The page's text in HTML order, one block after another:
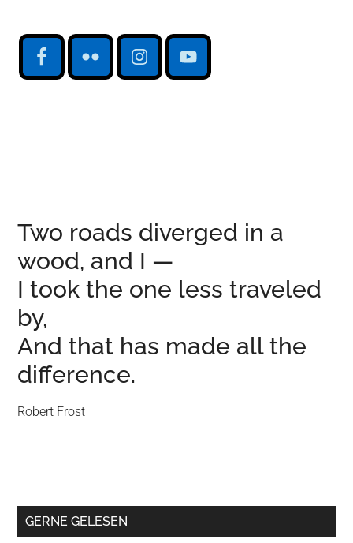
Two roads diverged in a
wood, and I —
I took the one less traveled
by,
And that has made all the
difference.
Robert Frost
GERNE GELESEN